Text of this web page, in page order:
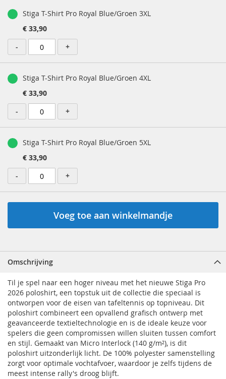
Stiga T-Shirt Pro Royal Blue/Groen 3XL
€ 33,90
-
+
Stiga T-Shirt Pro Royal Blue/Groen 4XL
€ 33,90
-
+
Stiga T-Shirt Pro Royal Blue/Groen 5XL
€ 33,90
-
+
Voeg toe aan winkelmandje
Omschrijving
Til je spel naar een hoger niveau met het nieuwe Stiga Pro
2026 poloshirt, een topstuk uit de collectie die speciaal is
ontworpen voor de eisen van tafeltennis op topniveau. Dit
poloshirt combineert een opvallend grafisch ontwerp met
geavanceerde textieltechnologie en is de ideale keuze voor
spelers die geen compromissen willen sluiten tussen comfort
en stijl. Gemaakt van Micro Interlock (140 g/m²), is dit
poloshirt uitzonderlijk licht. De 100% polyester samenstelling
zorgt voor optimale vochtafvoer, waardoor je zelfs tijdens de
meest intense rally's droog blijft.